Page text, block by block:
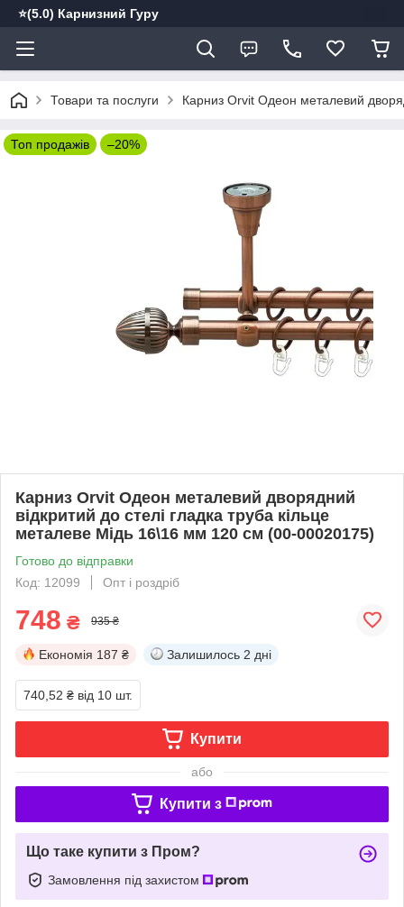
⭐️(5.0) Карнизний Гуру
Товари та послуги Карниз Orvit Одеон металевий
Топ продажів –20%
Карниз Orvit Одеон металевий дворядний
відкритий до стелі гладка труба кільце
металеве Мідь 16\16 мм 120 см (00-00020175)
Готово до відправки
Код: 12099
Опт і роздріб
748 ₴ 935 ₴
Економія 187 ₴ Залишилось 2 дні
740,52 ₴ від 10 шт.
Купити
або
Купити з
Що таке купити з Пром?
Замовлення під захистом